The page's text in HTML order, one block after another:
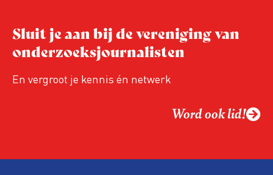
Sluit je aan bij de vereniging van
onderzoeksjournalisten
En vergroot je kennis én netwerk
Word ook lid!